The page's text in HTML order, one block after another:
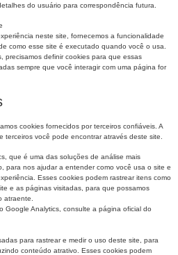
do usuário para correspondência futura.
neste site, fornecemos a funcionalidade
como esse site é executado quando você o usa.
precisamos definir cookies para que essas
sempre que você interagir com uma página for
cookies fornecidos por terceiros confiáveis. A
você pode encontrar através deste site.
que é uma das soluções de análise mais
para nos ajudar a entender como você usa o site e
Esses cookies podem rastrear itens como
e as páginas visitadas, para que possamos
atraente.
Google Analytics, consulte a página oficial do
para rastrear e medir o uso deste site, para
conteúdo atrativo. Esses cookies podem